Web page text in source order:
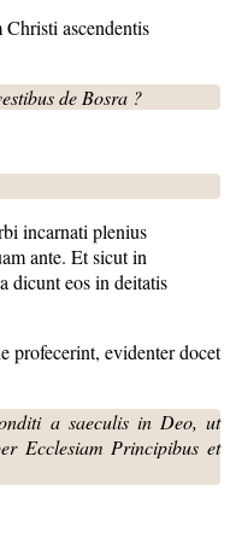
ascendentis
de Bosra ?
incarnati plenius
ante. Et sicut in
dicunt eos in deitatis
profecerint, evidenter docet
a saeculis in Deo, ut
Ecclesiam Principibus et